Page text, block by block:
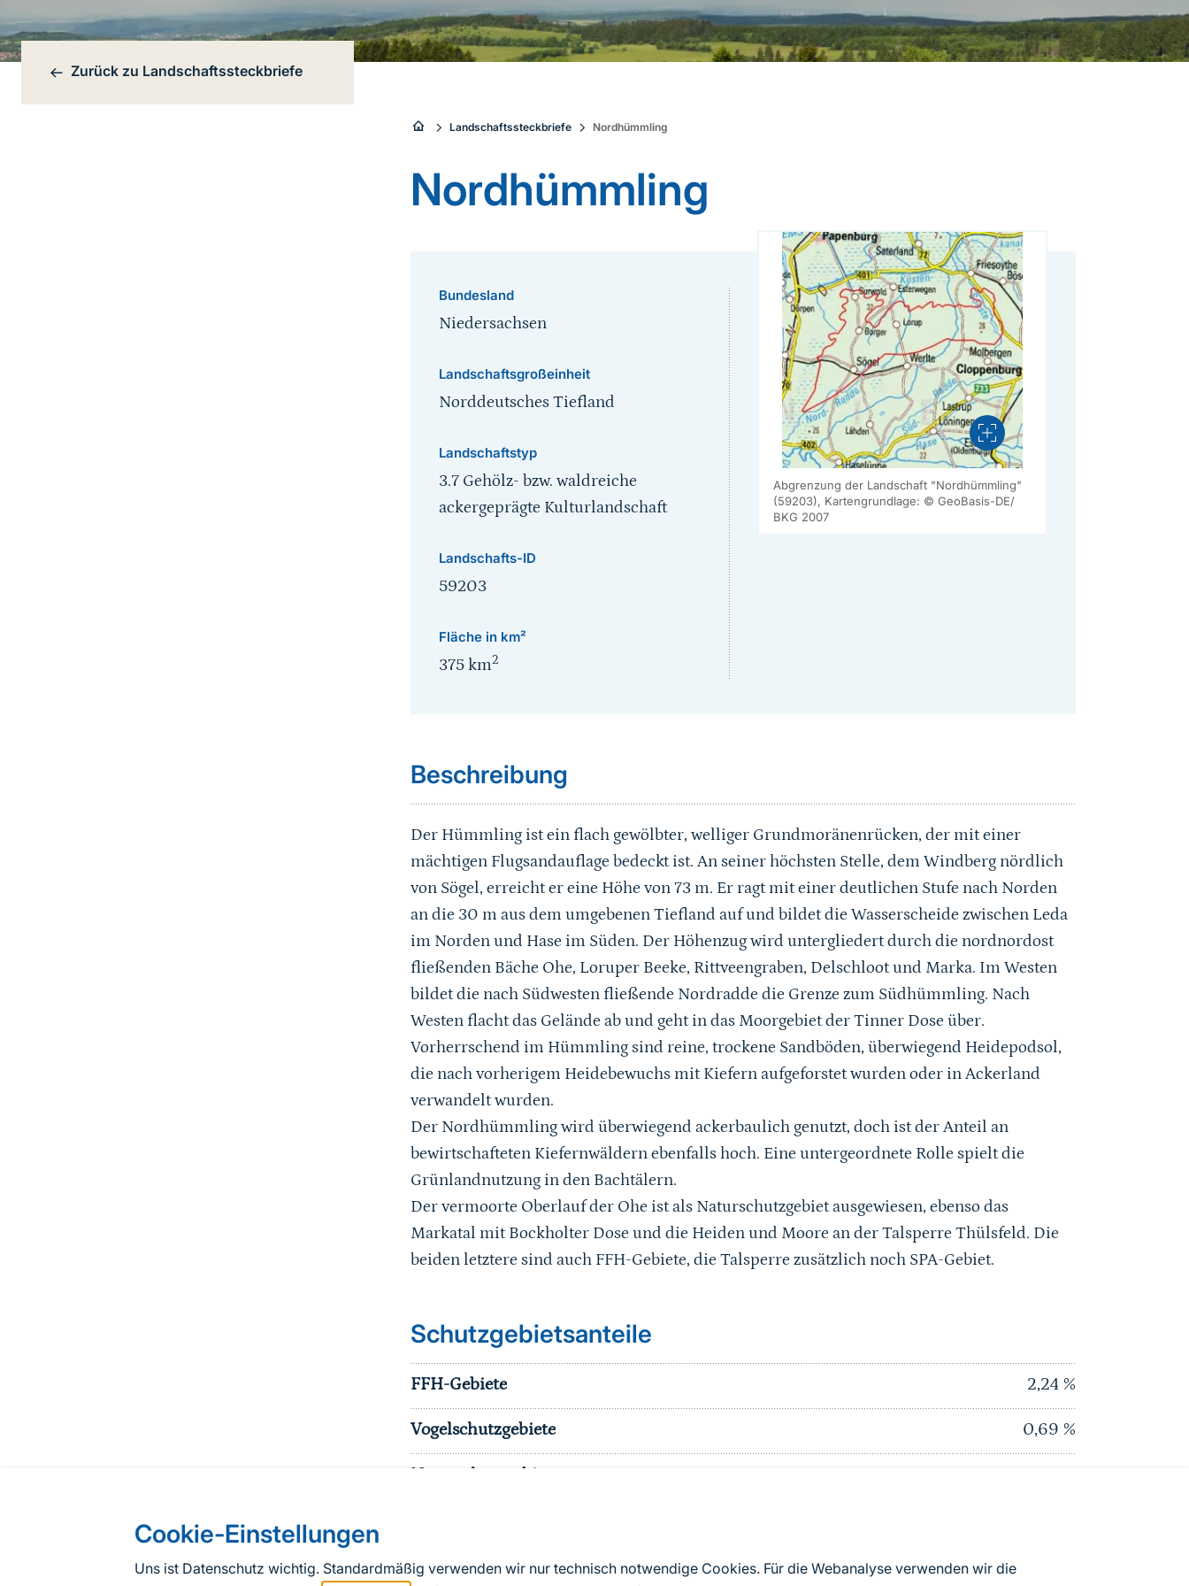
Cookie-Einstellungen
Uns ist Datenschutz wichtig. Standardmäßig verwenden wir nur technisch notwendige Cookies. Für die Webanalyse verwenden wir die
Bereichsnavigation
Zurück zu Landschaftssteckbriefe
Sie
sind
hier:
Landschaftssteckbriefe Nordhümmling
Nordhümmling
Bundesland
Niedersachsen
Landschaftsgroßeinheit
Norddeutsches Tiefland
Landschaftstyp
3.7 Gehölz- bzw. waldreiche
ackergeprägte Kulturlandschaft
Landschafts-ID
59203
Fläche in km²
375 km2
Vergrößern
Abgrenzung der Landschaft "Nordhümmling"
(59203), Kartengrundlage: © GeoBasis-DE/
BKG 2007
Beschreibung
Der Hümmling ist ein flach gewölbter, welliger Grundmoränenrücken, der mit einer
mächtigen Flugsandauflage bedeckt ist. An seiner höchsten Stelle, dem Windberg nördlich
von Sögel, erreicht er eine Höhe von 73 m. Er ragt mit einer deutlichen Stufe nach Norden
an die 30 m aus dem umgebenen Tiefland auf und bildet die Wasserscheide zwischen Leda
im Norden und Hase im Süden. Der Höhenzug wird untergliedert durch die nordnordost
fließenden Bäche Ohe, Loruper Beeke, Rittveengraben, Delschloot und Marka. Im Westen
bildet die nach Südwesten fließende Nordradde die Grenze zum Südhümmling. Nach
Westen flacht das Gelände ab und geht in das Moorgebiet der Tinner Dose über.
Vorherrschend im Hümmling sind reine, trockene Sandböden, überwiegend Heidepodsol,
die nach vorherigem Heidebewuchs mit Kiefern aufgeforstet wurden oder in Ackerland
verwandelt wurden.
Der Nordhümmling wird überwiegend ackerbaulich genutzt, doch ist der Anteil an
bewirtschafteten Kiefernwäldern ebenfalls hoch. Eine untergeordnete Rolle spielt die
Grünlandnutzung in den Bachtälern.
Der vermoorte Oberlauf der Ohe ist als Naturschutzgebiet ausgewiesen, ebenso das
Markatal mit Bockholter Dose und die Heiden und Moore an der Talsperre Thülsfeld. Die
beiden letztere sind auch FFH-Gebiete, die Talsperre zusätzlich noch SPA-Gebiet.
Schutzgebietsanteile
FFH-Gebiete 2,24 %
Vogelschutzgebiete 0,69 %
Naturschutzgebiete
sonst. Schutzgebiete